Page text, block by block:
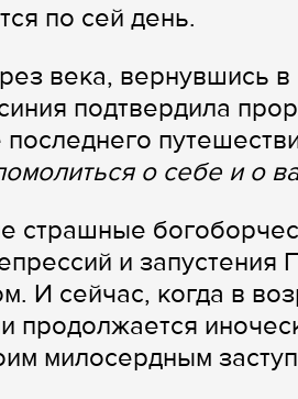
по сей день.
века, вернувшись
подтвердила
последнего
о себе и о
страшные
и
И сейчас, когда в
продолжается
милосердным